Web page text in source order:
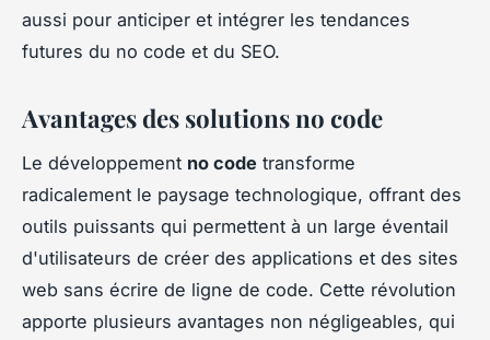
aussi pour anticiper et intégrer les tendances
futures du no code et du SEO.
Avantages des solutions no code
Le développement no code transforme
radicalement le paysage technologique, offrant des
outils puissants qui permettent à un large éventail
d'utilisateurs de créer des applications et des sites
web sans écrire de ligne de code. Cette révolution
apporte plusieurs avantages non négligeables, qui